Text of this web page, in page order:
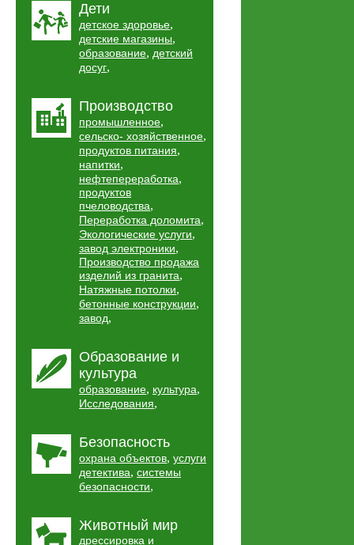
Дети
детское здоровье,
детские магазины,
образование, детский
досуг,
Производство
промышленное,
сельско- хозяйственное,
продуктов питания,
напитки,
нефтепереработка,
продуктов
пчеловодства,
Переработка доломита,
Экологические услуги,
завод электроники,
Производство продажа
изделий из гранита,
Натяжные потолки,
бетонные конструкции,
завод,
Образование и
культура
образование, культура,
Исследования,
Безопасность
охрана объектов, услуги
детектива, системы
безопасности,
Животный мир
дрессировка и